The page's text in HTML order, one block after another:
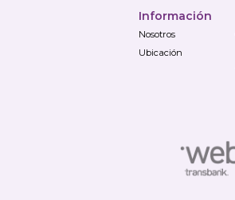
Información
Nosotros
Ubicación